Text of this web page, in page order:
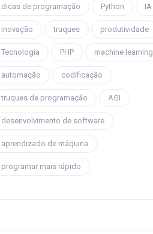
dicas de programação Python IA
inovação truques produtividade
Tecnologia PHP machine learning
automação codificação
truques de programação AGI
desenvolvimento de software
aprendizado de máquina
programar mais rápido